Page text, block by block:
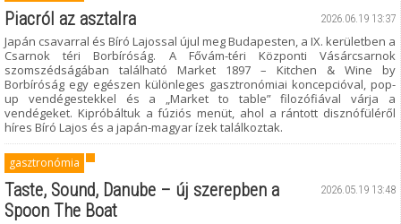
2026.06.19 13:37
Piacról az asztalra
Japán csavarral és Bíró Lajossal újul meg Budapesten, a IX. kerületben a
Csarnok téri Borbíróság. A Fővám-téri Központi Vásárcsarnok
szomszédságában található Market 1897 – Kitchen & Wine by
Borbíróság egy egészen különleges gasztronómiai koncepcióval, pop-
up vendégestekkel és a „Market to table” filozófiával várja a
vendégeket. Kipróbáltuk a fúziós menüt, ahol a rántott disznófüléről
híres Bíró Lajos és a japán-magyar ízek találkoztak.
gasztronómia
2026.05.19 13:48
Taste, Sound, Danube – új szerepben a
Spoon The Boat